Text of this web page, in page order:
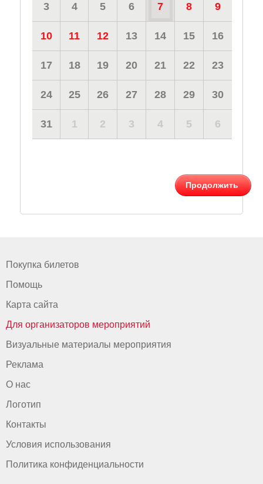
3 4 5 6 7 8 9
10 11 12 13 14 15 16
17 18 19 20 21 22 23
24 25 26 27 28 29 30
31 1 2 3 4 5 6
Продолжить
Покупка билетов
Помощь
Карта сайта
Для организаторов мероприятий
Визуальные материалы мероприятия
Реклама
О нас
Логотип
Контакты
Условия использования
Политика конфиденциальности